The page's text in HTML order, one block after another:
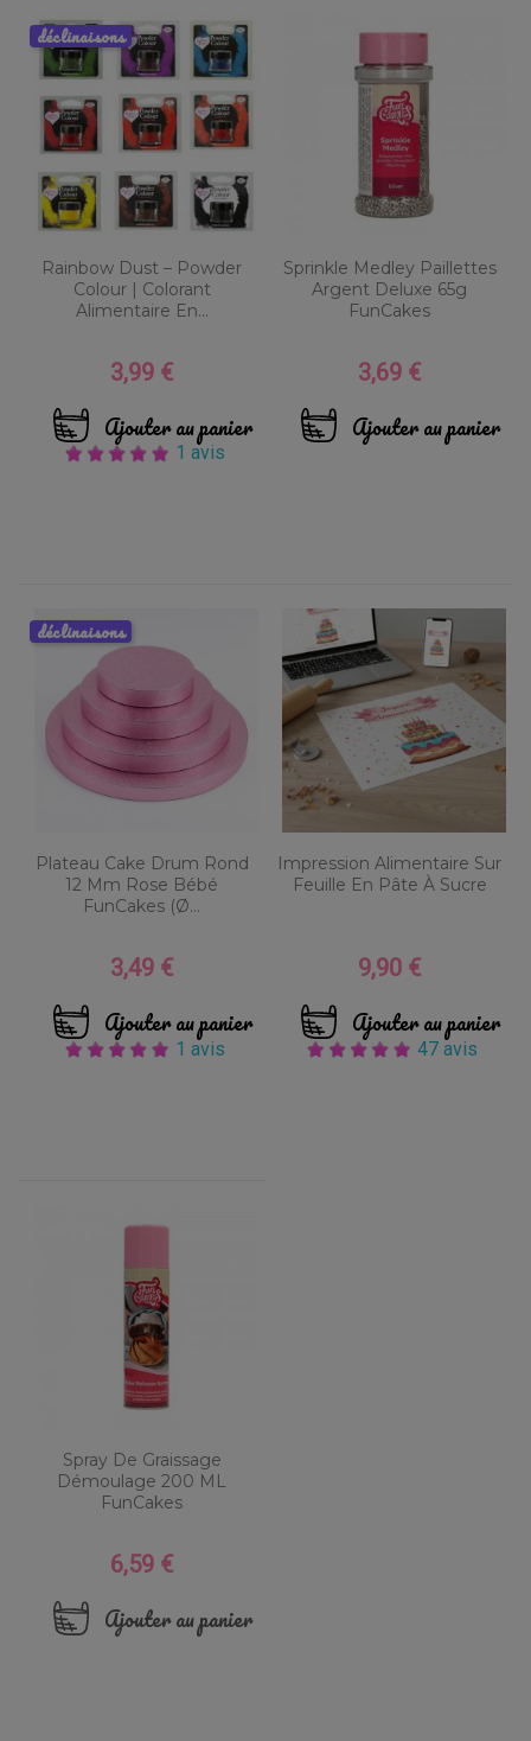
Rainbow Dust – Powder
Colour | Colorant
Alimentaire En...
Prix
3,99 €
Ajouter au panier
1 avis
déclinaisons
Sprinkle Medley Paillettes
Argent Deluxe 65g
FunCakes
Prix
3,69 €
Ajouter au panier
Plateau Cake Drum Rond
12 Mm Rose Bébé
FunCakes (Ø...
Prix
3,49 €
Ajouter au panier
1 avis
déclinaisons
Impression Alimentaire Sur
Feuille En Pâte À Sucre
Prix
9,90 €
Ajouter au panier
47 avis
Spray De Graissage
Démoulage 200 ML
FunCakes
Prix
6,59 €
Ajouter au panier